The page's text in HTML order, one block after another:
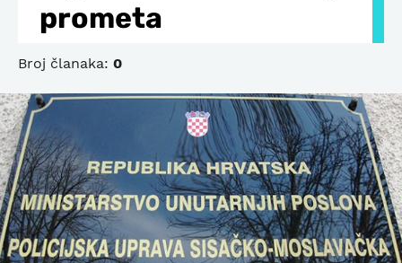
prometa
Broj članaka: 0